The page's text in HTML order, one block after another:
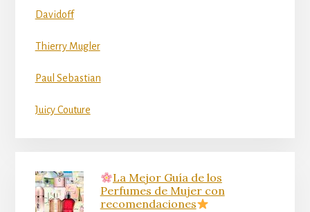
Davidoff
Thierry Mugler
Paul Sebastian
Juicy Couture
La Mejor Guía de los
Perfumes de Mujer con
recomendaciones